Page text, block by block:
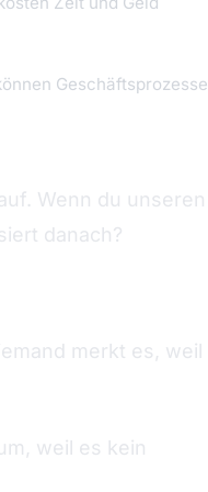
Geschäftsprozesse
Wenn du unseren
danach?
merkt es, weil
weil es kein